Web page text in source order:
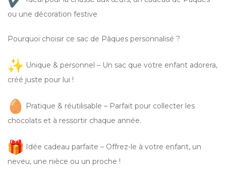
ou une décoration festive
Pourquoi choisir ce sac de Pâques personnalisé ?
Unique & personnel – Un sac que votre enfant adorera,
créé juste pour lui !
Pratique & réutilisable – Parfait pour collecter les
chocolats et à ressortir chaque année.
Idée cadeau parfaite – Offrez-le à votre enfant, un
neveu, une nièce ou un proche !